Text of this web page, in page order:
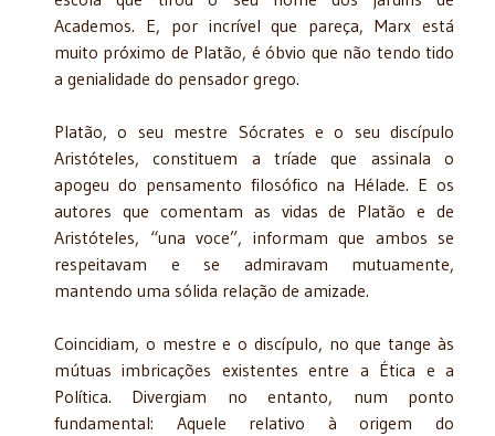
Academos. E, por incrível que pareça, Marx está
muito próximo de Platão, é óbvio que não tendo tido
a genialidade do pensador grego.
Platão, o seu mestre Sócrates e o seu discípulo
Aristóteles, constituem a tríade que assinala o
apogeu do pensamento filosófico na Hélade. E os
autores que comentam as vidas de Platão e de
Aristóteles, “una voce”, informam que ambos se
respeitavam e se admiravam mutuamente,
mantendo uma sólida relação de amizade.
Coincidiam, o mestre e o discípulo, no que tange às
mútuas imbricações existentes entre a Ética e a
Política. Divergiam no entanto, num ponto
fundamental: Aquele relativo à origem do